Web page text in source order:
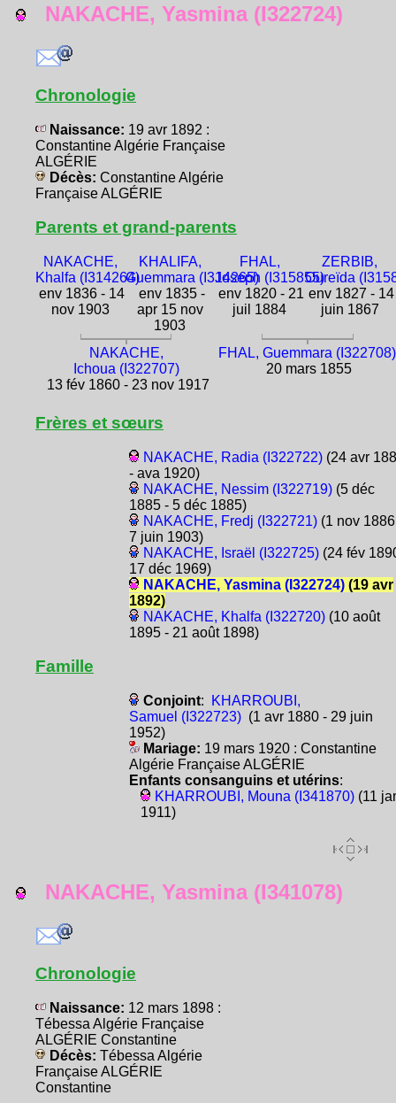
NAKACHE, Yasmina (I322724)
Chronologie
Naissance: 19 avr 1892 :
Constantine Algérie Française
ALGÉRIE
Décès: Constantine Algérie
Française ALGÉRIE
Parents et grand-parents
NAKACHE,
Khalfa (I314264)
env 1836 - 14
nov 1903
KHALIFA,
Guemmara (I314265)
env 1835 -
apr 15 nov
1903
FHAL,
Joseph (I315855)
env 1820 - 21
juil 1884
ZERBIB,
Oureïda
env 1827 - 14
juin 1867
NAKACHE,
Ichoua (I322707)
13 fév 1860 - 23 nov 1917
FHAL, Guemmara (I322708)
20 mars 1855
Frères et sœurs
NAKACHE, Radia (I322722)(24 avr
- ava 1920)
NAKACHE, Nessim (I322719)(5 déc
1885 - 5 déc 1885)
NAKACHE, Fredj (I322721)(1 nov
7 juin 1903)
NAKACHE, Israël (I322725)(24 fév
17 déc 1969)
NAKACHE, Yasmina (I322724)(19 avr
1892)
NAKACHE, Khalfa (I322720)(10 août
1895 - 21 août 1898)
Famille
Conjoint:
KHARROUBI,
Samuel (I322723)(1 avr 1880 - 29 juin
1952)
Mariage: 19 mars 1920 : Constantine
Algérie Française ALGÉRIE
Enfants consanguins et utérins:
KHARROUBI, Mouna (I341870)(11
1911)
NAKACHE, Yasmina (I341078)
Chronologie
Naissance: 12 mars 1898 :
Tébessa Algérie Française
ALGÉRIE Constantine
Décès: Tébessa Algérie
Française ALGÉRIE
Constantine